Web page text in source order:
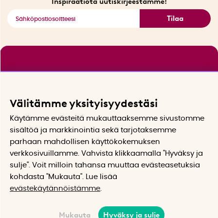
Tilaa
Välitämme yksityisyydestäsi
Käytämme evästeitä mukauttaaksemme sivustomme
sisältöä ja markkinointia sekä tarjotaksemme
parhaan mahdollisen käyttökokemuksen
verkkosivuillamme. Vahvista klikkaamalla "Hyväksy ja
sulje". Voit milloin tahansa muuttaa evästeasetuksia
kohdasta "Mukauta". Lue lisää
evästekäytännöistämme
Mukauta Hyväksy ja sulje